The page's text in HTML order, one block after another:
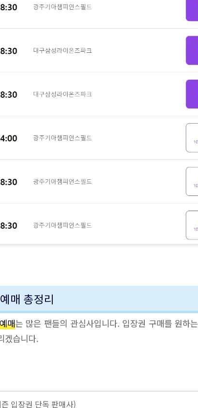
매 총정리
매는 많은 팬들의 관심사입니다. 입장권 구매를 원하
겠습니다.
입장권 단독 판매사)